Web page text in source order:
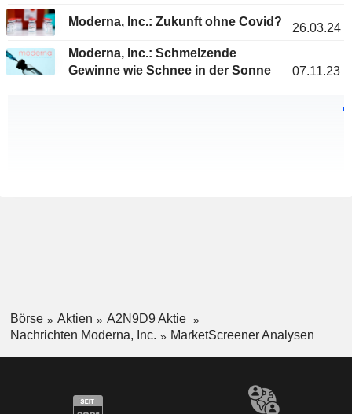
Moderna, Inc.: Zukunft ohne Covid?
26.03.24
Moderna, Inc.: Schmelzende
Gewinne wie Schnee in der Sonne
07.11.23
Börse Aktien
A2N9D9 Aktie
Nachrichten Moderna, Inc.
MarketScreener Analysen